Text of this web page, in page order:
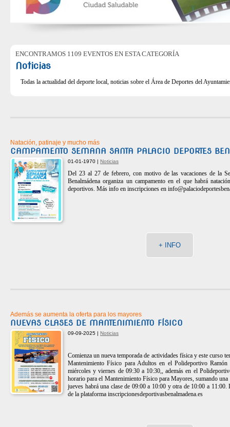
ENCONTRAMOS 1109 EVENTOS EN ESTA CATEGORÍA
Noticias
Todas la actualidad del deporte local, noticias sobre el Área de Deportes del
Natación, patinaje y mucho más
CAMPAMENTO SEMANA SANTA PALACIO DEPORTES
01-01-1970 | Noticias
Del 23 al 27 de febrero, con motivo de las vacaciones de la
Benalmádena organiza un campamento en el que habrá
deportivos. Más info en inscripciones en
+ INFO
Además se aumenta la oferta para los mayores
NUEVAS CLASES DE MANTENIMIENTO FÍSICO
09-09-2025 | Noticias
Comienza un nueva temporada de actividades física y este curso
Mantenimiento Físico para Adultos en el Polideportivo Ramón
miércoles y viernes de 09:30 a 10:30,, además en el
horario para el Mantenimiento Físico para Mayores, sumando
jueves habrá una clase de 09:00 a 10:00 y otra de 10:00 a 11:00.
de la plataforma inscripcionesdeportivasbenalmadena.es